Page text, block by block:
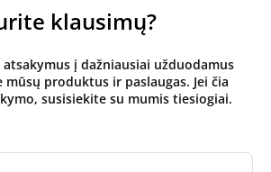
klausimų?
į dažniausiai užduodamus
mūsų produktus ir paslaugas. Jei čia
susisiekite su mumis tiesiogiai.